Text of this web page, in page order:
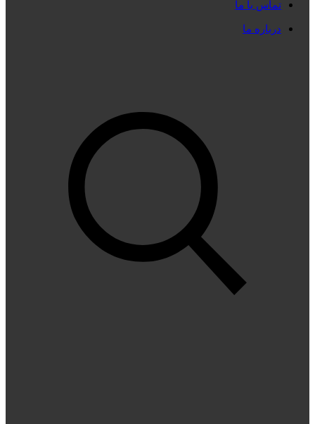
تماس با ما
درباره ما